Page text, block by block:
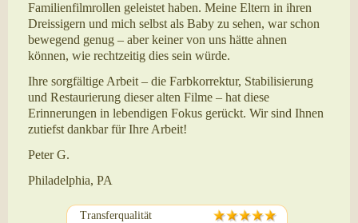
Familienfilmrollen geleistet haben. Meine Eltern in ihren
Dreissigern und mich selbst als Baby zu sehen, war schon
bewegend genug – aber keiner von uns hätte ahnen
können, wie rechtzeitig dies sein würde.
Ihre sorgfältige Arbeit – die Farbkorrektur, Stabilisierung
und Restaurierung dieser alten Filme – hat diese
Erinnerungen in lebendigen Fokus gerückt. Wir sind Ihnen
zutiefst dankbar für Ihre Arbeit!
Peter G.
Philadelphia, PA
Transferqualität